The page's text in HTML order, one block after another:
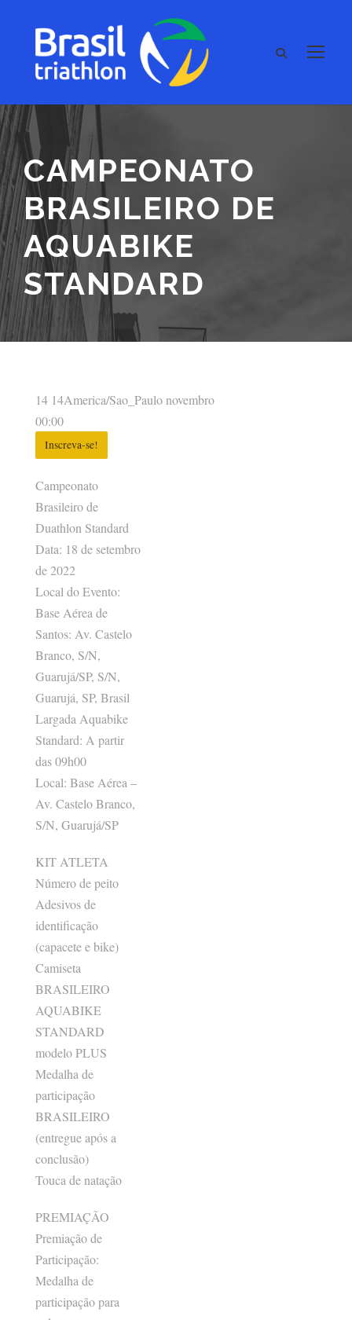
CAMPEONATO
BRASILEIRO DE
AQUABIKE
STANDARD
Campeonato
Brasileiro de
Duathlon Standard
Data: 18 de setembro
de 2022
Local do Evento:
Base Aérea de
Santos: Av. Castelo
Branco, S/N,
Guarujá/SP, S/N,
Guarujá, SP, Brasil
Largada Aquabike
Standard: A partir
das 09h00
Local: Base Aérea –
Av. Castelo Branco,
S/N, Guarujá/SP
KIT ATLETA
Número de peito
Adesivos de
identificação
(capacete e bike)
Camiseta
BRASILEIRO
AQUABIKE
STANDARD
modelo PLUS
Medalha de
participação
BRASILEIRO
(entregue após a
conclusão)
Touca de natação
PREMIAÇÃO
Premiação de
Participação:
Medalha de
participação para
14 14America/Sao_Paulo novembro
00:00
Inscreva-se!